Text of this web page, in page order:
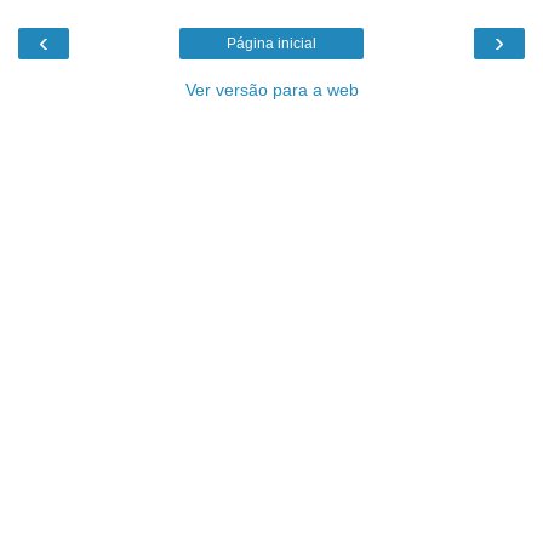
‹ ›
Página inicial
Ver versão para a web